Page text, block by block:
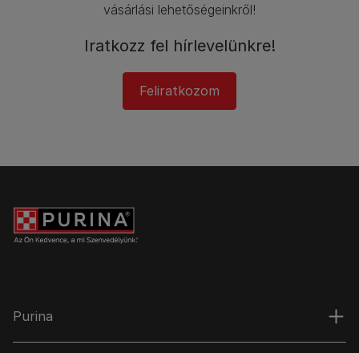
vásárlási lehetőségeinkről!​
Iratkozz fel hírlevelünkre!​
Feliratkozom
Purina